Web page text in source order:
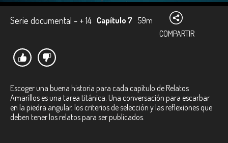
Serie documental - + 14 Capítulo 7 59m
COMPARTIR
Escoger una buena historia para cada capítulo de Relatos
Amarillos es una tarea titánica. Una conversación para escarbar
en la piedra angular, los criterios de selección y las reflexiones que
deben tener los relatos para ser publicados.